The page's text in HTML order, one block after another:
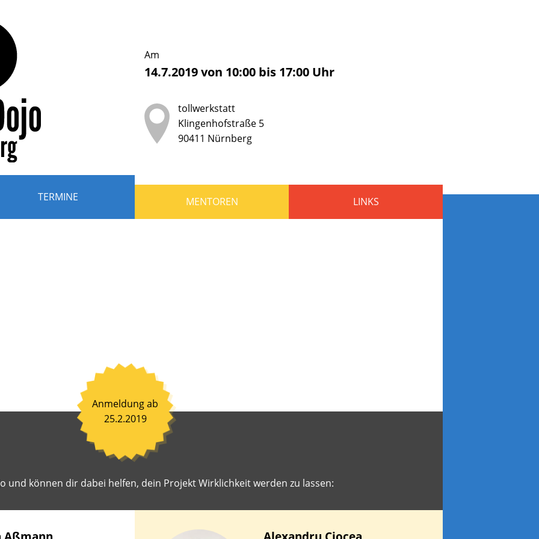
Am
14.7.2019von 10:00 bis 17:00 Uhr
tollwerkstatt
Klingenhofstraße 5
90411 Nürnberg
TERMINE MENTOREN LINKS
Anmeldung ab
25.2.2019
und können dir dabei helfen, dein Projekt Wirklichkeit werden zu lassen: